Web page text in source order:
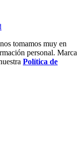
tomamos muy en
personal. Marca
Política de